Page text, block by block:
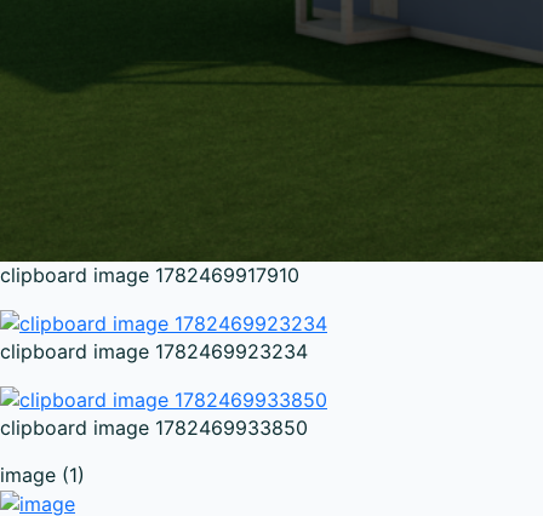
clipboard image 1782469917910
clipboard image 1782469923234
clipboard image 1782469933850
image (1)